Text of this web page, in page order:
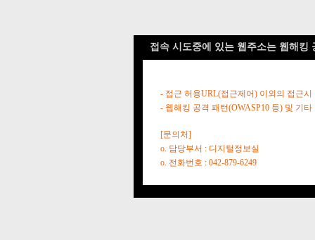
접속 시도중에 있는 웹주소는 웹해킹
- 접근 허용URL(접근제어) 이외의 접근시
- 웹해킹 공격 패턴(OWASP10 등) 및 기
[문의처]
o. 담당부서 : 디지털정보실
o. 전화번호 : 042-879-6249